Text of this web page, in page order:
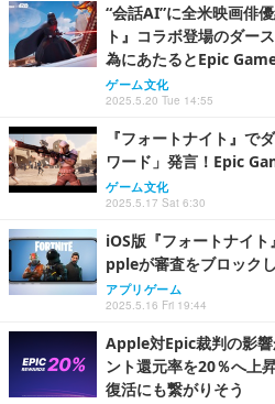
“会話AI”に全米映画俳
ト』コラボ登場のダー
為にあたるとEpic
ゲーム文化
2025.5.20 Tue 14:55
『フォートナイト』で
ワード」発言！Epic
ゲーム文化
2025.5.17 Sat 6:30
iOS版『フォートナイ
ppleが審査をブロック
アプリゲーム
2025.5.16 Fri 19:44
Apple対Epic裁判の影
ント還元率を20％へ上
復活にも繋がりそう